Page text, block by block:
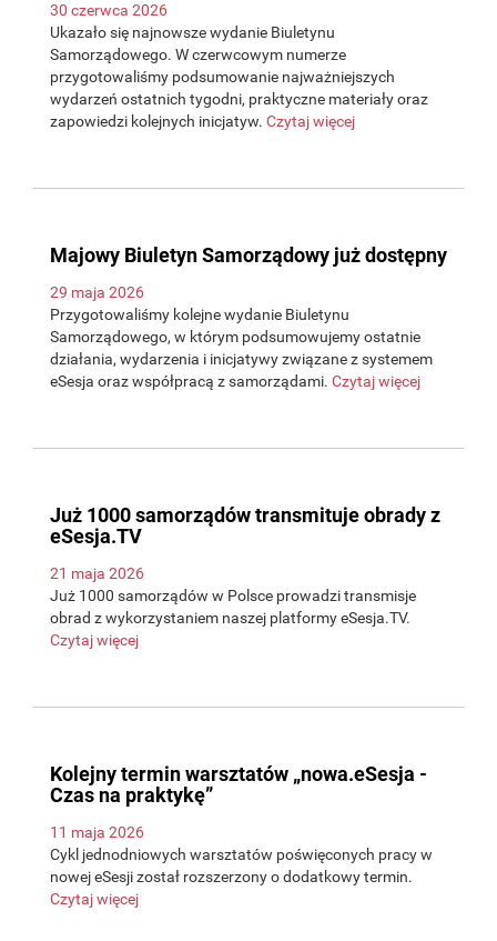
30 czerwca 2026
Ukazało się najnowsze wydanie Biuletynu
Samorządowego. W czerwcowym numerze
przygotowaliśmy podsumowanie najważniejszych
wydarzeń ostatnich tygodni, praktyczne materiały oraz
zapowiedzi kolejnych inicjatyw. Czytaj więcej
Majowy Biuletyn Samorządowy już dostępny
29 maja 2026
Przygotowaliśmy kolejne wydanie Biuletynu
Samorządowego, w którym podsumowujemy ostatnie
działania, wydarzenia i inicjatywy związane z systemem
eSesja oraz współpracą z samorządami. Czytaj więcej
Już 1000 samorządów transmituje obrady z
eSesja.TV
21 maja 2026
Już 1000 samorządów w Polsce prowadzi transmisje
obrad z wykorzystaniem naszej platformy eSesja.TV.
Czytaj więcej
Kolejny termin warsztatów „nowa.eSesja -
Czas na praktykę”
11 maja 2026
Cykl jednodniowych warsztatów poświęconych pracy w
nowej eSesji został rozszerzony o dodatkowy termin.
Czytaj więcej